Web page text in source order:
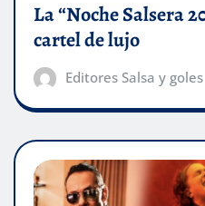
La “Noche Salsera
cartel de lujo
Editores Salsa y goles